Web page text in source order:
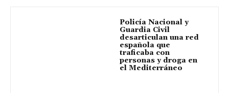
Policía Nacional y
Guardia Civil
desarticulan una red
española que
traficaba con
personas y droga en
el Mediterráneo